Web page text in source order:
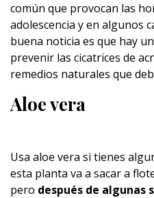
común que provocan las
adolescencia y en algunos
buena noticia es que hay
prevenir las cicatrices de
remedios naturales que
Aloe vera
Usa aloe vera si tienes
esta planta va a sacar a
pero después de algunas